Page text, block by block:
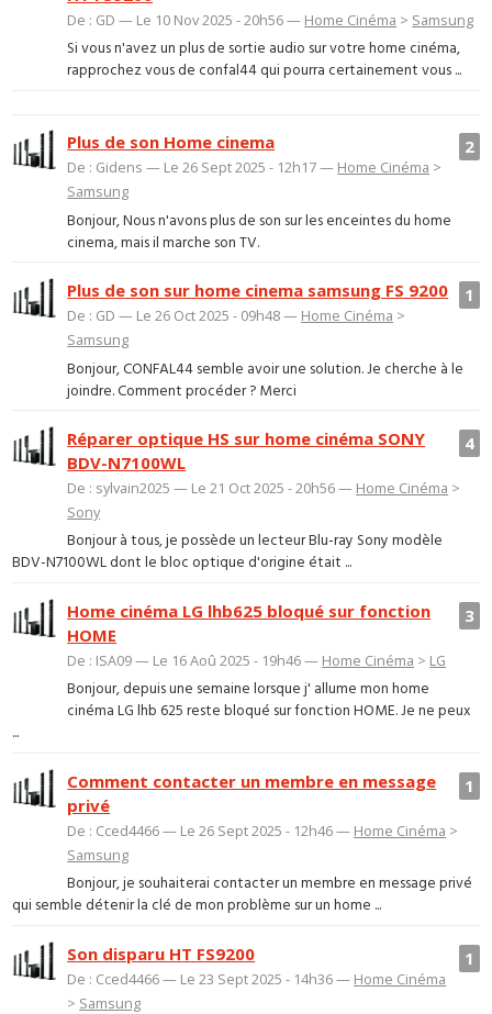
De : GD — Le 10 Nov 2025 - 20h56 — Home Cinéma > Samsung
Si vous n'avez un plus de sortie audio sur votre home cinéma,
rapprochez vous de confal44 qui pourra certainement vous ...
2
Plus de son Home cinema
De : Gidens — Le 26 Sept 2025 - 12h17 — Home Cinéma >
Samsung
Bonjour, Nous n'avons plus de son sur les enceintes du home
cinema, mais il marche son TV.
1
Plus de son sur home cinema samsung FS 9200
De : GD — Le 26 Oct 2025 - 09h48 — Home Cinéma >
Samsung
Bonjour, CONFAL44 semble avoir une solution. Je cherche à le
joindre. Comment procéder ? Merci
4
Réparer optique HS sur home cinéma SONY
BDV-N7100WL
De : sylvain2025 — Le 21 Oct 2025 - 20h56 — Home Cinéma >
Sony
Bonjour à tous, je possède un lecteur Blu-ray Sony modèle
BDV-N7100WL dont le bloc optique d'origine était ...
3
Home cinéma LG lhb625 bloqué sur fonction
HOME
De : ISA09 — Le 16 Aoû 2025 - 19h46 — Home Cinéma > LG
Bonjour, depuis une semaine lorsque j' allume mon home
cinéma LG lhb 625 reste bloqué sur fonction HOME. Je ne peux
...
1
Comment contacter un membre en message
privé
De : Cced4466 — Le 26 Sept 2025 - 12h46 — Home Cinéma >
Samsung
Bonjour, je souhaiterai contacter un membre en message privé
qui semble détenir la clé de mon problème sur un home ...
1
Son disparu HT FS9200
De : Cced4466 — Le 23 Sept 2025 - 14h36 — Home Cinéma
> Samsung